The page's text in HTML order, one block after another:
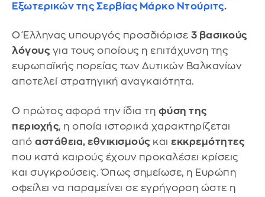
Εξωτερικών της Σερβίας Μάρκο Ντούριτς.
Ο Έλληνας υπουργός προσδιόρισε 3 βασικούς
λόγους για τους οποίους η επιτάχυνση της
ευρωπαϊκής πορείας των Δυτικών Βαλκανίων
αποτελεί στρατηγική αναγκαιότητα.
Ο πρώτος αφορά την ίδια τη φύση της
περιοχής, η οποία ιστορικά χαρακτηρίζεται
από αστάθεια, εθνικισμούς και εκκρεμότητες
που κατά καιρούς έχουν προκαλέσει κρίσεις
και συγκρούσεις. Όπως σημείωσε, η Ευρώπη
οφείλει να παραμείνει σε εγρήγορση ώστε η